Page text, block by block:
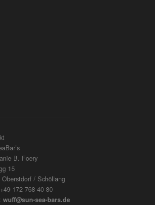
B. Foery
15
Oberstdorf / Schöllang
172 768 40 80
wuff@sun-sea-bars.de